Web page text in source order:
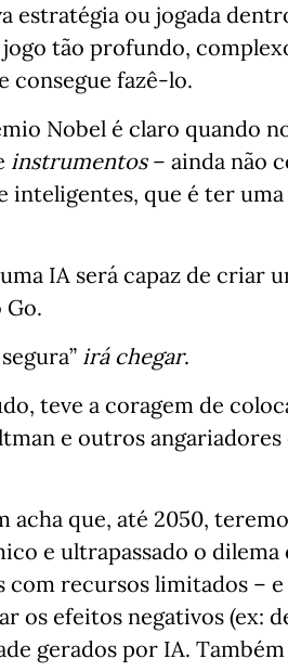
ou jogada dentro
tão profundo,
consegue fazê-lo.
Nobel é claro quando
instrumentos– ainda não
inteligentes, que é ter
IA será capaz de criar
irá chegar.
teve a coragem de
e outros
acha que, até 2050,
e ultrapassado o dilema
com recursos limitados – e
os efeitos negativos (ex:
gerados por IA.